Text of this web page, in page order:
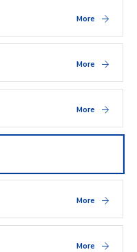
More
More
More
More
More